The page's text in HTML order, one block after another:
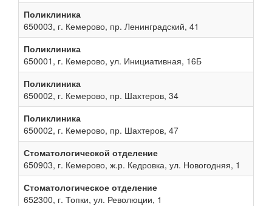
Поликлиника
650003, г. Кемерово, пр. Ленинградский, 41
Поликлиника
650001, г. Кемерово, ул. Инициативная, 16Б
Поликлиника
650002, г. Кемерово, пр. Шахтеров, 34
Поликлиника
650002, г. Кемерово, пр. Шахтеров, 47
Стоматологической отделение
650903, г. Кемерово, ж.р. Кедровка, ул. Новогодняя, 1
Стоматологическое отделение
652300, г. Топки, ул. Революции, 1